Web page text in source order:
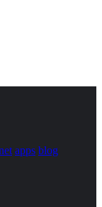
apps blog